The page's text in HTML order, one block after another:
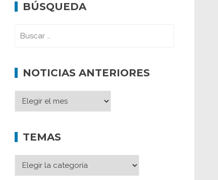
BÚSQUEDA
NOTICIAS ANTERIORES
TEMAS